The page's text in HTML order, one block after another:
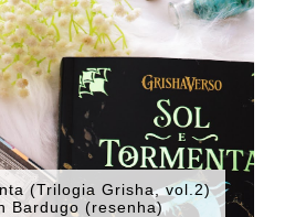
(Trilogia Grisha, vol.2)
Bardugo (resenha)